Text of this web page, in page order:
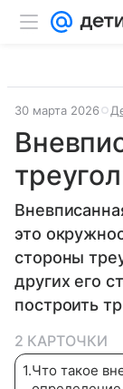
30 марта 2026
это
стороны
других его
построить
2 КАРТОЧКИ
1.Что такое